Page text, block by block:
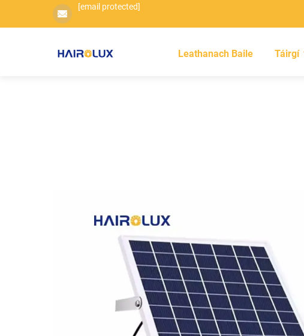
[email protected]
Leathanach Baile Táirgí